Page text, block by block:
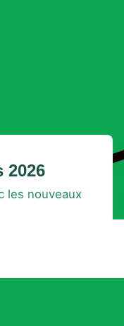
2026
les nouveaux